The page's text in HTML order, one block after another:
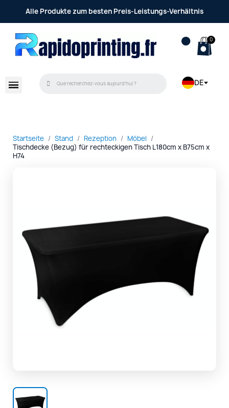
Alle Produkte zum besten Preis-Leistungs-Verhältnis
DE
Startseite Stand Rezeption
Möbel
Tischdecke (Bezug) für rechteckigen Tisch L180cm x B75cm x
H74